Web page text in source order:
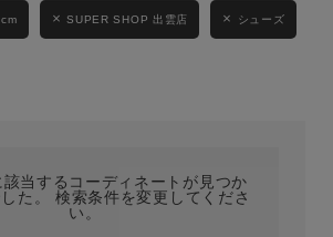
LADIES KIDS
SUPER SHOP 出雲店 シューズ
当するコーディネートが見つか
た。 検索条件を変更してくださ
い。